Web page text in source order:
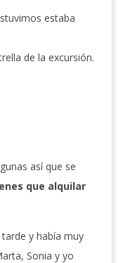
estaba
de la excursión.
así que se
que alquilar
y había muy
Sonia y yo